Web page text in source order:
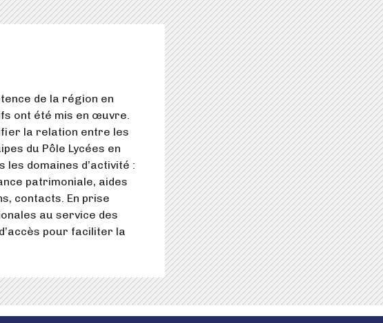
de la région en
ont été mis en œuvre.
la relation entre les
du Pôle Lycées en
domaines d’activité :
patrimoniale, aides
contacts. En prise
au service des
pour faciliter la